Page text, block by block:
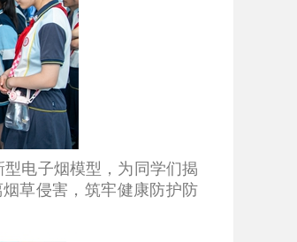
电子烟模型，为同学们揭
草侵害，筑牢健康防护防